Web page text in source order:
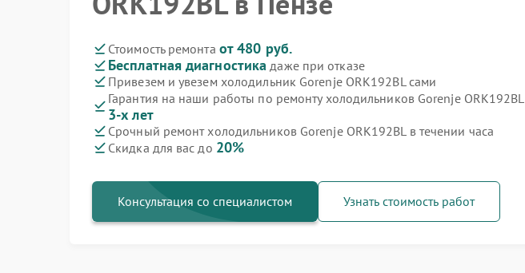
Стоимость ремонта от 480 руб.
Бесплатная диагностика даже при отказе
Привезем и увезем холодильник Gorenje ORK192BL сами
Гарантия на наши работы по ремонту холодильников Gorenje ORK192BL
3-х лет
Срочный ремонт холодильников Gorenje ORK192BL в течении часа
Скидка для вас до 20%
Консультация со специалистом Узнать стоимость работ